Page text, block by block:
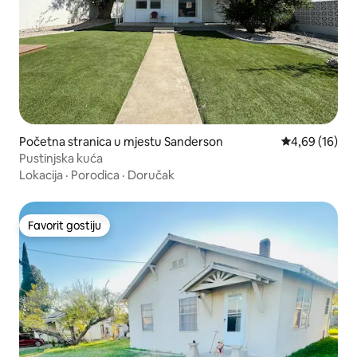
Početna stranica u mjestu Sanderson prosječna
4,69 (16)
Pustinjska kuća
Lokacija · Porodica · Doručak
Favorit gostiju
Favorit gostiju